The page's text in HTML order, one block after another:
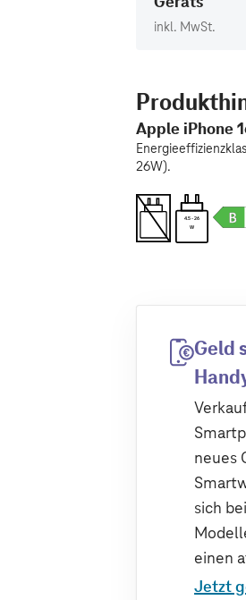
inkl. MwSt.
Apple iPhone
26W).
4.5 - 26
W
Geld
neues
sich
einen
Jetzt